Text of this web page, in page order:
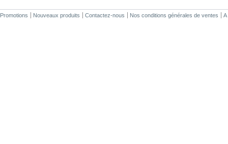
Promotions Nouveaux produits Contactez-nous Nos conditions générales de ventes A